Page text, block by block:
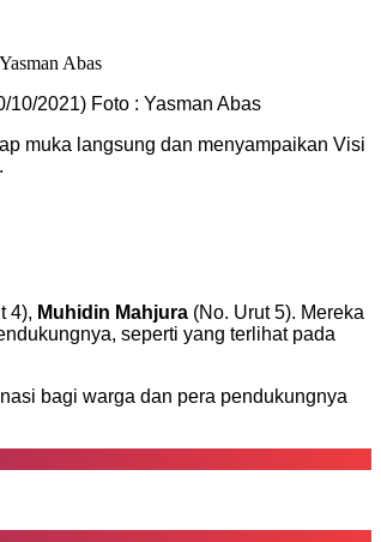
2021) Foto : Yasman Abas
muka langsung dan menyampaikan Visi
4), Muhidin Mahjura (No. Urut 5). Mereka
seperti yang terlihat pada
bagi warga dan pera pendukungnya